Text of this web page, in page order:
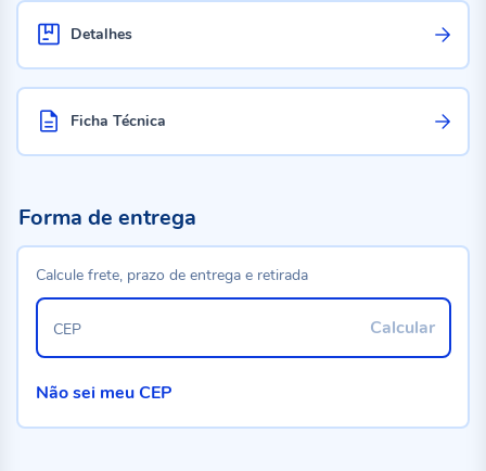
Detalhes
Ficha Técnica
Forma de entrega
Calcule frete, prazo de entrega e retirada
Calcular
CEP
Não sei meu CEP